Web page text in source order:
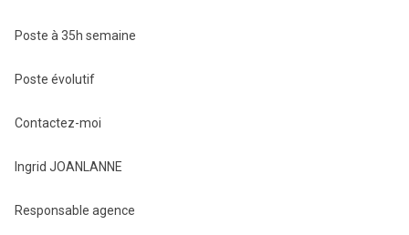
Poste à 35h semaine
Poste évolutif
Contactez-moi
Ingrid JOANLANNE
Responsable agence